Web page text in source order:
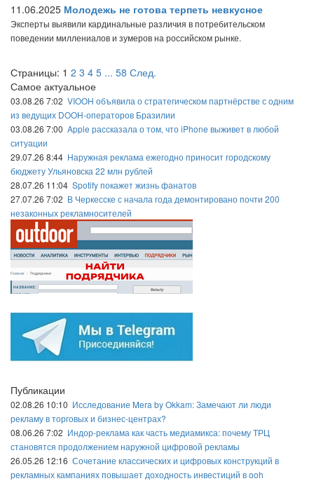
11.06.2025 Молодежь не готова терпеть невкусное
Эксперты выявили кардинальные различия в потребительском
поведении миллениалов и зумеров на российском рынке.
Страницы: 1 2 3 4 5 ... 58 След.
Самое актуальное
03.08.26 7:02 VIOOH объявила о стратегическом партнёрстве с одним
из ведущих DOOH-операторов Бразилии
03.08.26 7:00 Apple рассказала о том, что iPhone выживет в любой
ситуации
29.07.26 8:44 Наружная реклама ежегодно приносит городскому
бюджету Ульяновска 22 млн рублей
28.07.26 11:04 Spotify покажет жизнь фанатов
27.07.26 7:02 В Черкесске с начала года демонтировано почти 200
незаконных рекламносителей
Публикации
02.08.26 10:10 Исследование Mera by Okkam: Замечают ли люди
рекламу в торговых и бизнес-центрах?
08.06.26 7:02 Индор-реклама как часть медиамикса: почему ТРЦ
становятся продолжением наружной цифровой рекламы
26.05.26 12:16 Сочетание классических и цифровых конструкций в
рекламных кампаниях повышает доходность инвестиций в ooh